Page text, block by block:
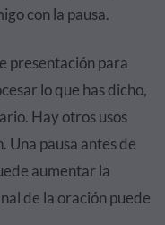
con la pausa.
presentación para
lo que has dicho,
Hay otros usos
Una pausa antes de
aumentar la
de la oración puede